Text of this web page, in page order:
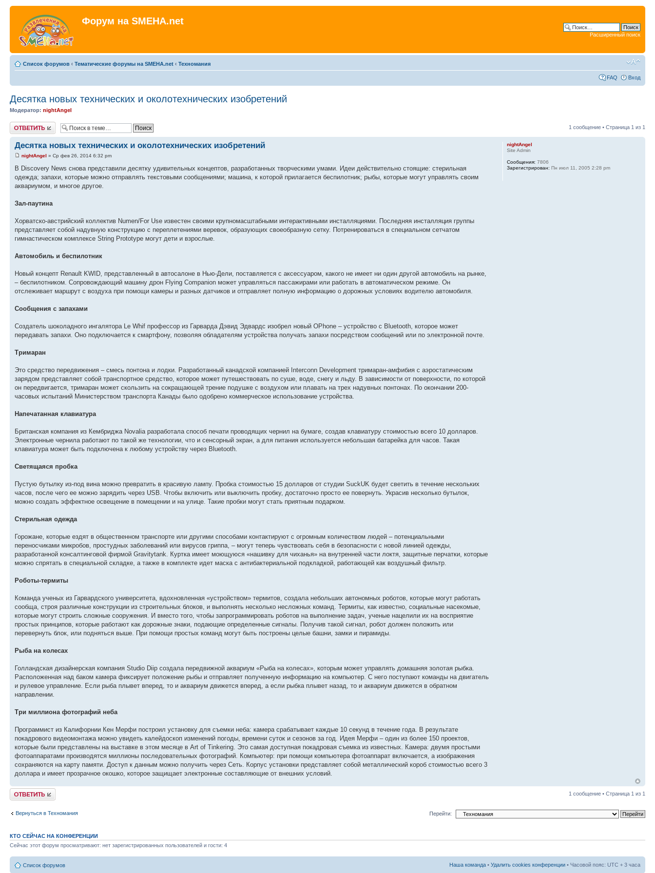
Форум на SMEHA.net
Расширенный поиск
Список форумов ‹ Тематические форумы на SMEHA.net ‹ Техномания
FAQ Вход
Десятка новых технических и околотехнических изобретений
Модератор: nightAngel
Ответить 1 сообщение • Страница 1 из 1
Десятка новых технических и околотехнических изобретений
nightAngel » Ср фев 26, 2014 6:32 pm
В Discovery News снова представили десятку удивительных концептов, разработанных творческими умами. Идеи действительно стоящие: стерильная
одежда; запахи, которые можно отправлять текстовыми сообщениями; машина, к которой прилагается беспилотник; рыбы, которые могут управлять своим
аквариумом, и многое другое.
Зал-паутина
Хорватско-австрийский коллектив Numen/For Use известен своими крупномасштабными интерактивными инсталляциями. Последняя инсталляция группы
представляет собой надувную конструкцию с переплетениями веревок, образующих своеобразную сетку. Потренироваться в специальном сетчатом
гимнастическом комплексе String Prototype могут дети и взрослые.
Автомобиль и беспилотник
Новый концепт Renault KWID, представленный в автосалоне в Нью-Дели, поставляется с аксессуаром, какого не имеет ни один другой автомобиль на рынке,
– беспилотником. Сопровождающий машину дрон Flying Companion может управляться пассажирами или работать в автоматическом режиме. Он
отслеживает маршрут с воздуха при помощи камеры и разных датчиков и отправляет полную информацию о дорожных условиях водителю автомобиля.
Сообщения с запахами
Создатель шоколадного ингалятора Le Whif профессор из Гарварда Дэвид Эдвардс изобрел новый OPhone – устройство с Bluetooth, которое может
передавать запахи. Оно подключается к смартфону, позволяя обладателям устройства получать запахи посредством сообщений или по электронной почте.
Тримаран
Это средство передвижения – смесь понтона и лодки. Разработанный канадской компанией Interconn Development тримаран-амфибия с аэростатическим
зарядом представляет собой транспортное средство, которое может путешествовать по суше, воде, снегу и льду. В зависимости от поверхности, по которой
он передвигается, тримаран может скользить на сокращающей трение подушке с воздухом или плавать на трех надувных понтонах. По окончании 200-
часовых испытаний Министерством транспорта Канады было одобрено коммерческое использование устройства.
Напечатанная клавиатура
Британская компания из Кембриджа Novalia разработала способ печати проводящих чернил на бумаге, создав клавиатуру стоимостью всего 10 долларов.
Электронные чернила работают по такой же технологии, что и сенсорный экран, а для питания используется небольшая батарейка для часов. Такая
клавиатура может быть подключена к любому устройству через Bluetooth.
Светящаяся пробка
Пустую бутылку из-под вина можно превратить в красивую лампу. Пробка стоимостью 15 долларов от студии SuckUK будет светить в течение нескольких
часов, после чего ее можно зарядить через USB. Чтобы включить или выключить пробку, достаточно просто ее повернуть. Украсив несколько бутылок,
можно создать эффектное освещение в помещении и на улице. Такие пробки могут стать приятным подарком.
Стерильная одежда
Горожане, которые ездят в общественном транспорте или другими способами контактируют с огромным количеством людей – потенциальными
переносчиками микробов, простудных заболеваний или вирусов гриппа, – могут теперь чувствовать себя в безопасности с новой линией одежды,
разработанной консалтинговой фирмой Gravitytank. Куртка имеет моющуюся «нашивку для чиханья» на внутренней части локтя, защитные перчатки, которые
можно спрятать в специальной складке, а также в комплекте идет маска с антибактериальной подкладкой, работающей как воздушный фильтр.
Роботы-термиты
Команда ученых из Гарвардского университета, вдохновленная «устройством» термитов, создала небольших автономных роботов, которые могут работать
сообща, строя различные конструкции из строительных блоков, и выполнять несколько несложных команд. Термиты, как известно, социальные насекомые,
которые могут строить сложные сооружения. И вместо того, чтобы запрограммировать роботов на выполнение задач, ученые нацелили их на восприятие
простых принципов, которые работают как дорожные знаки, подающие определенные сигналы. Получив такой сигнал, робот должен положить или
перевернуть блок, или подняться выше. При помощи простых команд могут быть построены целые башни, замки и пирамиды.
Рыба на колесах
Голландская дизайнерская компания Studio Diip создала передвижной аквариум «Рыба на колесах», которым может управлять домашняя золотая рыбка.
Расположенная над баком камера фиксирует положение рыбы и отправляет полученную информацию на компьютер. С него поступают команды на двигатель
и рулевое управление. Если рыба плывет вперед, то и аквариум движется вперед, а если рыбка плывет назад, то и аквариум движется в обратном
направлении.
Три миллиона фотографий неба
Программист из Калифорнии Кен Мерфи построил установку для съемки неба: камера срабатывает каждые 10 секунд в течение года. В результате
покадрового видеомонтажа можно увидеть калейдоскоп изменений погоды, времени суток и сезонов за год. Идея Мерфи – один из более 150 проектов,
которые были представлены на выставке в этом месяце в Art of Tinkering. Это самая доступная покадровая съемка из известных. Камера: двумя простыми
фотоаппаратами производятся миллионы последовательных фотографий. Компьютер: при помощи компьютера фотоаппарат включается, а изображения
сохраняются на карту памяти. Доступ к данным можно получить через Сеть. Корпус установки представляет собой металлический короб стоимостью всего 3
доллара и имеет прозрачное окошко, которое защищает электронные составляющие от внешних условий.
nightAngel
Site Admin
Сообщения: 7806
Зарегистрирован: Пн июл 11, 2005 2:28 pm
Ответить 1 сообщение • Страница 1 из 1
Вернуться в Техномания Перейти:
КТО СЕЙЧАС НА КОНФЕРЕНЦИИ
Сейчас этот форум просматривают: нет зарегистрированных пользователей и гости: 4
Список форумов Наша команда • Удалить cookies конференции • Часовой пояс: UTC + 3 часа